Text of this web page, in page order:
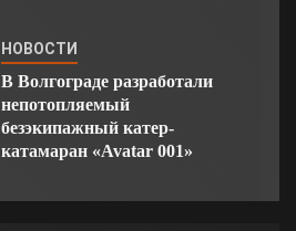
НОВОСТИ
В Волгограде разработали
непотопляемый
безэкипажный катер-
катамаран «Avatar 001»